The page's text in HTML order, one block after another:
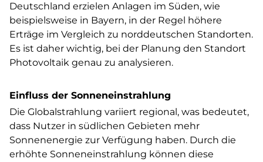
Deutschland erzielen Anlagen im Süden, wie
beispielsweise in Bayern, in der Regel höhere
Erträge im Vergleich zu norddeutschen Standorten.
Es ist daher wichtig, bei der Planung den Standort
Photovoltaik genau zu analysieren.
Einfluss der Sonneneinstrahlung
Die Globalstrahlung variiert regional, was bedeutet,
dass Nutzer in südlichen Gebieten mehr
Sonnenenergie zur Verfügung haben. Durch die
erhöhte Sonneneinstrahlung können diese